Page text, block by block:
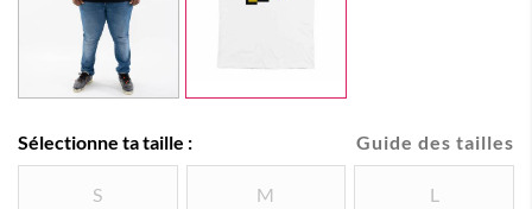
Guide des tailles
Sélectionne ta taille :
S M L